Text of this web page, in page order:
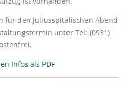
für den Juliusspitälischen Abend
unter Tel: (0931)
Infos als PDF